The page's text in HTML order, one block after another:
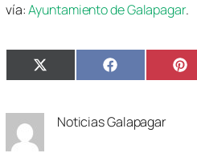
vía:Ayuntamiento de Galapagar.
Compartir
en
X
(Twitter)
Compartir
en
Facebook
Noticias Galapagar